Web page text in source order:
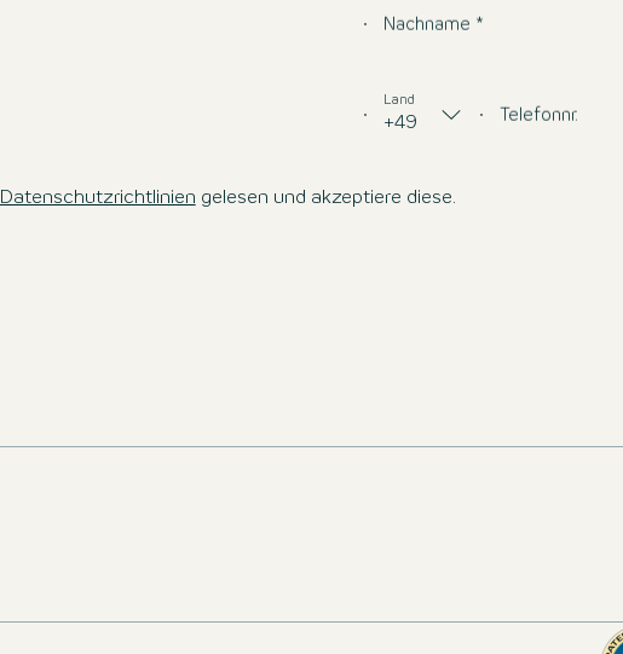
Nachname *
+49
Land
Telefonnr.
Datenschutzrichtlinien gelesen und akzeptiere diese.